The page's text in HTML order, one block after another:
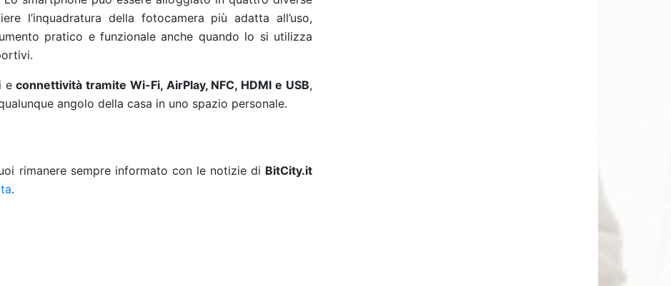
l’inquadratura della fotocamera più adatta all’uso,
pratico e funzionale anche quando lo si utilizza
e connettività tramite Wi-Fi, AirPlay, NFC, HDMI e USB,
angolo della casa in uno spazio personale.
rimanere sempre informato con le notizie di BitCity.it
.